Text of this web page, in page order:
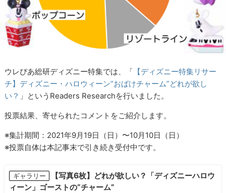
ウレぴあ総研ディズニー特集では、「 【ディズニー特集リサー
チ】ディズニー・ハロウィーン“おばけチャーム”どれが欲し
い？ 」というReaders Researchを行いました。
投票結果、寄せられたコメントをご紹介します。
※集計期間：2021年9月19日（日）〜10月10日（日）
※投票自体は本記事末で引き続き受付中です。
ギャラリー
【写真6枚】どれが欲しい？「ディズニーハロウ
ィーン」ゴーストの“チャーム”